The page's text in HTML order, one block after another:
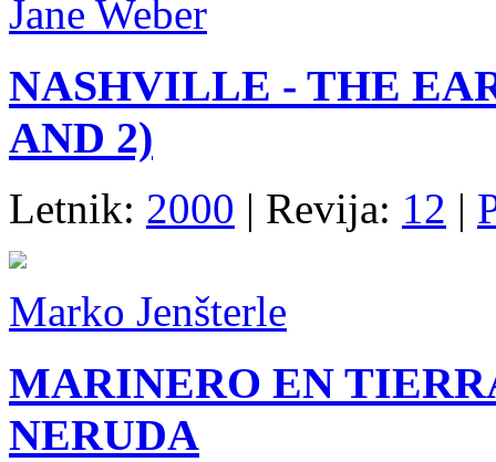
Jane Weber
NASHVILLE - THE
AND 2)
Letnik: 2000 | Revija: 12 |
Marko Jenšterle
MARINERO EN
NERUDA